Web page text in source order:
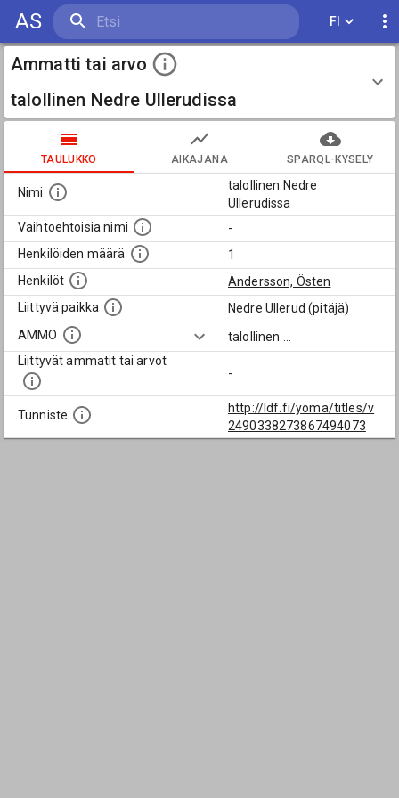
AS FI
Ammatti tai arvo
talollinen Nedre Ullerudissa
TAULUKKO AIKAJANA SPARQL-KYSELY
Nimi
talollinen Nedre
Ullerudissa
Vaihtoehtoisia nimi
-
Henkilöiden määrä
1
Henkilöt
Andersson, Östen
Liittyvä paikka
Nedre Ullerud (pitäjä)
AMMO
talollinen
Liittyvät ammatit tai arvot
-
Tunniste
http://ldf.fi/yoma/titles/v
2490338273867494073